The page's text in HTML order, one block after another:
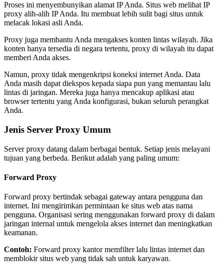
Proses ini menyembunyikan alamat IP Anda. Situs web melihat IP
proxy alih-alih IP Anda. Itu membuat lebih sulit bagi situs untuk
melacak lokasi asli Anda.
Proxy juga membantu Anda mengakses konten lintas wilayah. Jika
konten hanya tersedia di negara tertentu, proxy di wilayah itu dapat
memberi Anda akses.
Namun, proxy tidak mengenkripsi koneksi internet Anda. Data
Anda masih dapat diekspos kepada siapa pun yang memantau lalu
lintas di jaringan. Mereka juga hanya mencakup aplikasi atau
browser tertentu yang Anda konfigurasi, bukan seluruh perangkat
Anda.
Jenis Server Proxy Umum
Server proxy datang dalam berbagai bentuk. Setiap jenis melayani
tujuan yang berbeda. Berikut adalah yang paling umum:
Forward Proxy
Forward proxy bertindak sebagai gateway antara pengguna dan
internet. Ini mengirimkan permintaan ke situs web atas nama
pengguna. Organisasi sering menggunakan forward proxy di dalam
jaringan internal untuk mengelola akses internet dan meningkatkan
keamanan.
Contoh: Forward proxy kantor memfilter lalu lintas internet dan
memblokir situs web yang tidak sah untuk karyawan.